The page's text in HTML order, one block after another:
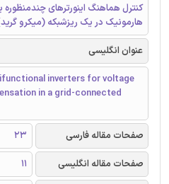
کنترل هماهنگ اینورترهای چندمنظوره
هارمونیک در یک ریزشبکه (میکرو
عنوان انگلیسی
inverters for voltage
in a grid-connected
صفحات مقاله فارسی
23
صفحات مقاله انگلیسی
11